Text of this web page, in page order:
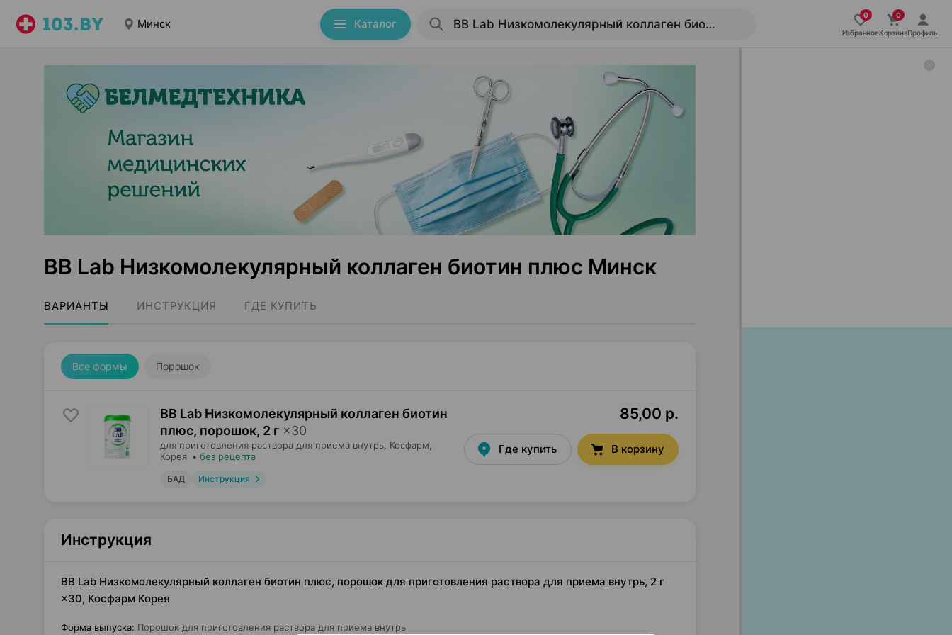
Минск Каталог
ИзбранноеКорзинаПрофиль
BB Lab Низкомолекулярный коллаген биотин плюс Минск
ВАРИАНТЫ ИНСТРУКЦИЯ ГДЕ КУПИТЬ
Все формы Порошок
BB Lab Низкомолекулярный коллаген биотин
плюс, порошок, 2 г ×30
для приготовления раствора для приема внутрь, Косфарм
Корея • без рецепта
БАД Инструкция
85,00 р.
Где купить В корзину
Инструкция
BB Lab Низкомолекулярный коллаген биотин плюс, порошок для приготовления раствора для приема внутрь, 2 г
×30, Косфарм Корея
Форма выпуска: Порошок для приготовления раствора для приема внутрь